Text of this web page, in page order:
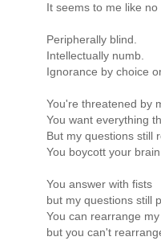
It seems to me like no
Peripherally blind.
Intellectually numb.
Ignorance by choice
You're threatened by
You want everything
But my questions still
You boycott your brain.
You answer with fists
but my questions still
You can rearrange
but you can't